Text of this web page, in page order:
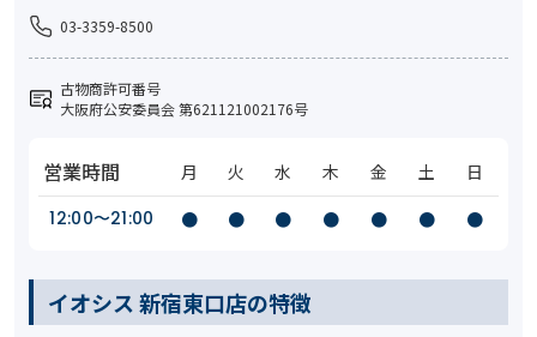
03-3359-8500
古物商許可番号
大阪府公安委員会 第621121002176号
営業時間 月 火 水 木 金 土
日
12:00〜21:00
● ● ● ● ● ● ●
イオシス 新宿東口店の特徴